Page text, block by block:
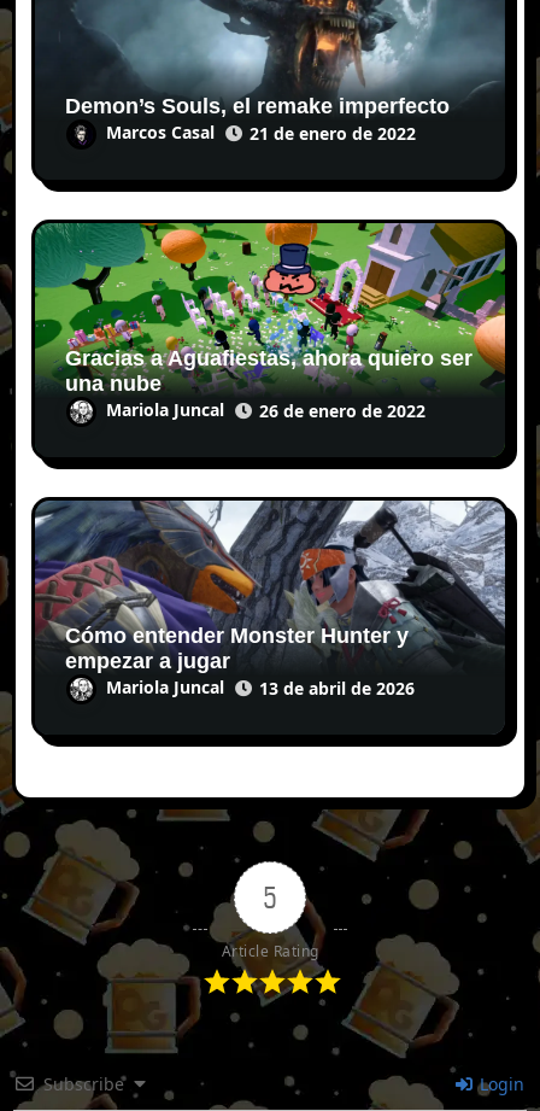
Demon’s Souls, el remake imperfecto
Marcos Casal 21 de enero de 2022
Gracias a Aguafiestas, ahora quiero ser
una nube
Mariola Juncal 26 de enero de 2022
Cómo entender Monster Hunter y
empezar a jugar
Mariola Juncal 13 de abril de 2026
5
Article Rating
Subscribe Login